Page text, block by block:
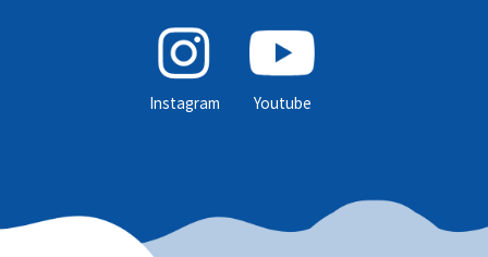
Instagram Youtube